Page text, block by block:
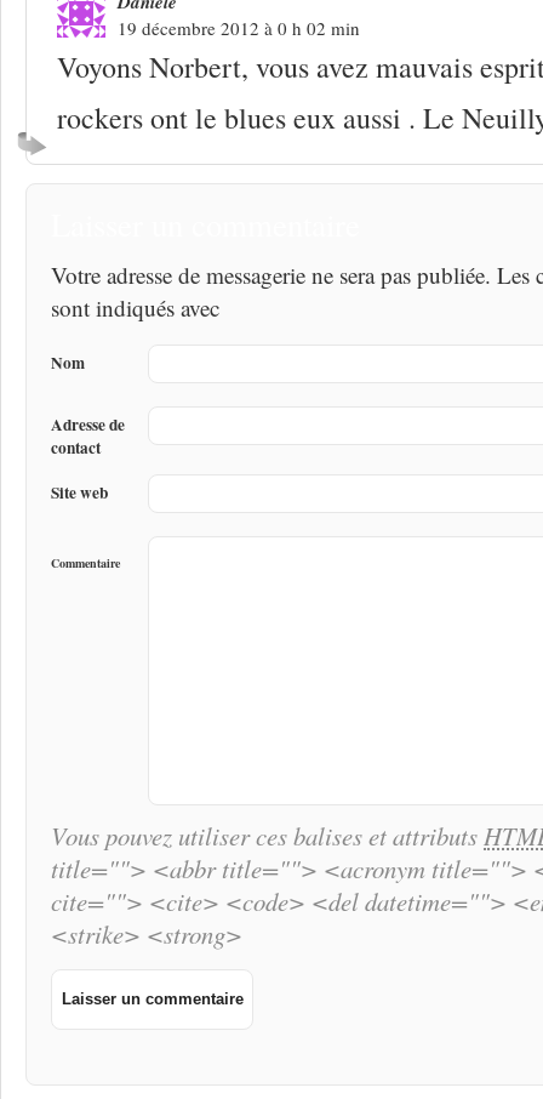
19 décembre 2012 à 0 h 02 min
Voyons Norbert, vous avez mauvais
rockers ont le blues eux aussi . Le
Votre adresse de messagerie ne sera pas publiée.
sont indiqués avec
Nom
Adresse de
contact
Site web
Commentaire
Vous pouvez utiliser ces balises et attributs
title=""> <abbr title=""> <acronym title="">
cite=""> <cite> <code> <del datetime="">
<strike> <strong>